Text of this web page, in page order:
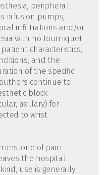
peripheral
infusion pumps,
infiltrations and/or
with no tourniquet
characteristics,
and the
of the specific
continue to
block
axillary) for
to wrist
of pain
the hospital.
use is generally